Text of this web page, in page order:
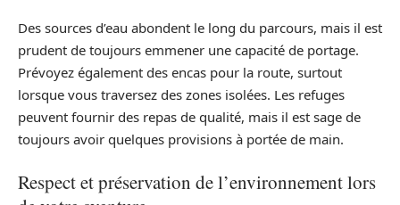
Des sources d’eau abondent le long du parcours, mais il est
prudent de toujours emmener une capacité de portage.
Prévoyez également des encas pour la route, surtout
lorsque vous traversez des zones isolées. Les refuges
peuvent fournir des repas de qualité, mais il est sage de
toujours avoir quelques provisions à portée de main.
Respect et préservation de l’environnement lors